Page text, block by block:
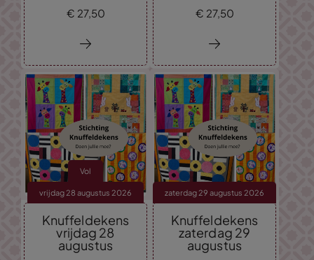
€ 27,50 € 27,50
Vol
vrijdag 28 augustus 2026
Knuffeldekens
vrijdag 28
augustus
zaterdag 29 augustus 2026
Knuffeldekens
zaterdag 29
augustus